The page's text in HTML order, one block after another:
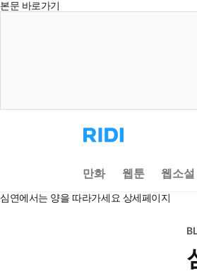
본문 바로가기
리
디
으
로
동
만화 웹툰 웹소설
심연에서는 양을 따라가세요 상세페이지